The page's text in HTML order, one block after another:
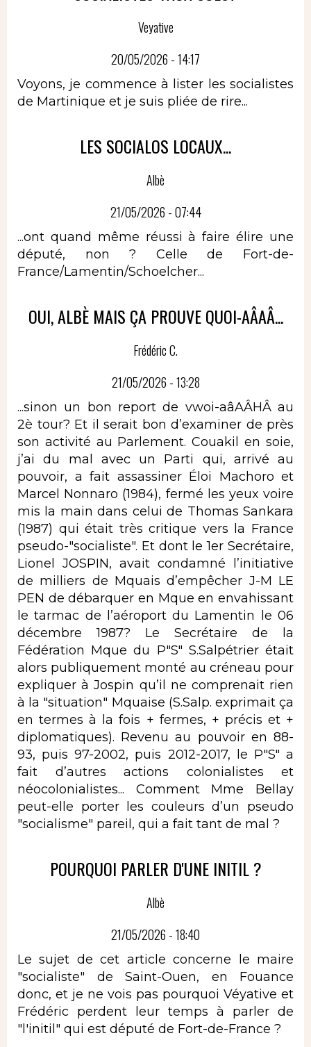
Veyative
20/05/2026 - 14:17
Voyons, je commence à lister les socialistes
de Martinique et je suis pliée de rire...
LES SOCIALOS LOCAUX...
Albè
21/05/2026 - 07:44
...ont quand même réussi à faire élire une
député, non ? Celle de Fort-de-
France/Lamentin/Schoelcher...
OUI, ALBÈ MAIS ÇA PROUVE QUOI-AÂAÂ...
Frédéric C.
21/05/2026 - 13:28
...sinon un bon report de vwoi-aâAÂHÂ au
2è tour? Et il serait bon d’examiner de près
son activité au Parlement. Couakil en soie,
j’ai du mal avec un Parti qui, arrivé au
pouvoir, a fait assassiner Éloi Machoro et
Marcel Nonnaro (1984), fermé les yeux voire
mis la main dans celui de Thomas Sankara
(1987) qui était très critique vers la France
pseudo-"socialiste". Et dont le 1er Secrétaire,
Lionel JOSPIN, avait condamné l’initiative
de milliers de Mquais d’empêcher J-M LE
PEN de débarquer en Mque en envahissant
le tarmac de l’aéroport du Lamentin le 06
décembre 1987? Le Secrétaire de la
Fédération Mque du P"S" S.Salpétrier était
alors publiquement monté au créneau pour
expliquer à Jospin qu’il ne comprenait rien
à la "situation" Mquaise (S.Salp. exprimait ça
en termes à la fois + fermes, + précis et +
diplomatiques). Revenu au pouvoir en 88-
93, puis 97-2002, puis 2012-2017, le P"S" a
fait d’autres actions colonialistes et
néocolonialistes... Comment Mme Bellay
peut-elle porter les couleurs d’un pseudo
"socialisme" pareil, qui a fait tant de mal ?
POURQUOI PARLER D'UNE INITIL ?
Albè
21/05/2026 - 18:40
Le sujet de cet article concerne le maire
"socialiste" de Saint-Ouen, en Fouance
donc, et je ne vois pas pourquoi Véyative et
Frédéric perdent leur temps à parler de
"l'initil" qui est député de Fort-de-France ?